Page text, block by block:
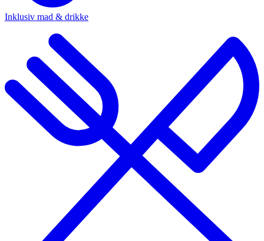
Inklusiv mad & drikke